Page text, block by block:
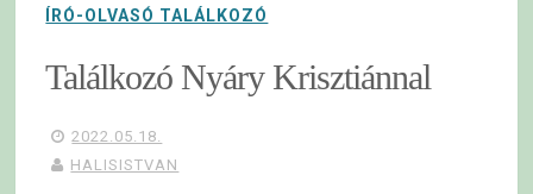
ÍRÓ-OLVASÓ TALÁLKOZÓ
Találkozó Nyáry Krisztiánnal
2022.05.18.
HALISISTVAN